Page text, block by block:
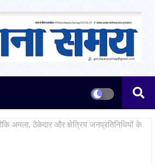
अमला, ठेकेदार और क्षेत्रिय जनप्रतिनिधियों के